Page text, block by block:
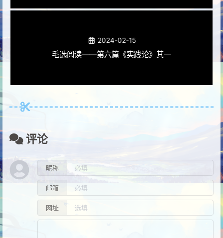
2024-02-15
毛选阅读——第六篇《实践论》其一
评论
昵称
邮箱
网址